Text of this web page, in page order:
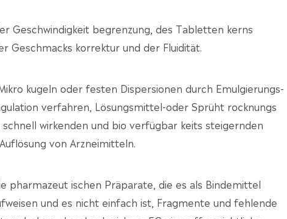
Geschwindigkeit begrenzung, des Tabletten kerns
Geschmacks korrektur und der Fluidität.
kugeln oder festen Dispersionen durch Emulgierungs-
verfahren, Lösungsmittel-oder Sprüht rocknungs
wirkenden und bio verfügbar keits steigernden
von Arzneimitteln.
pharmazeut ischen Präparate, die es als Bindemittel
und es nicht einfach ist, Fragmente und fehlende